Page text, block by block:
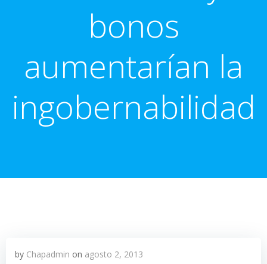
bonos
aumentarían la
ingobernabilidad
by Chapadmin on agosto 2, 2013